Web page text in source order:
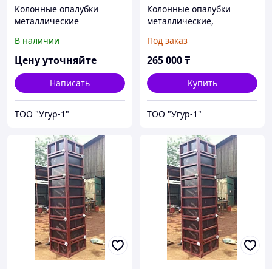
Колонные опалубки
металлические
В наличии
Цену уточняйте
Написать
ТОО "Угур-1"
Колонные опалубки
металлические,
Под заказ
265 000₸
Купить
ТОО "Угур-1"